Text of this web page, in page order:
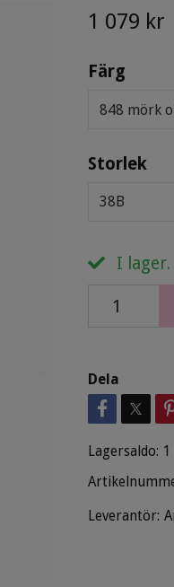
1 079 kr
Färg
848 mörk
Storlek
38B
I lager.
Dela
Lagersaldo: 1
Leverantör: